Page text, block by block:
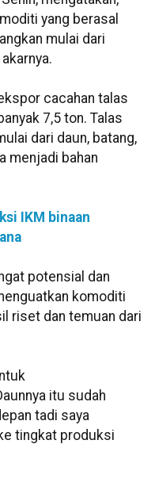
yang berasal
mulai dari
cacahan talas
7,5 ton. Talas
dari daun, batang,
menjadi bahan
IKM binaan
potensial dan
komoditi
riset dan temuan dari
itu sudah
tadi saya
tingkat produksi